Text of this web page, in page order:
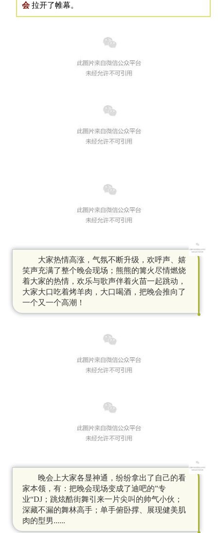
会拉开了帷幕。
大家热情高涨，气氛不断升级，欢呼声、嬉
笑声充满了整个晚会现场；熊熊的篝火尽情燃烧
着大家的热情，欢乐与歌声伴着火苗一起跳动，
大家大口吃着烤羊肉，大口喝酒，把晚会推向了
一个又一个高潮！
晚会上大家各显神通，纷纷拿出了自己的看
家本领，有：把晚会现场变成了迪吧的”专
业“DJ；跳炫酷街舞引来一片尖叫的帅气小伙；
深藏不漏的舞林高手； 单手俯卧撑、展现健美肌
肉的型男......